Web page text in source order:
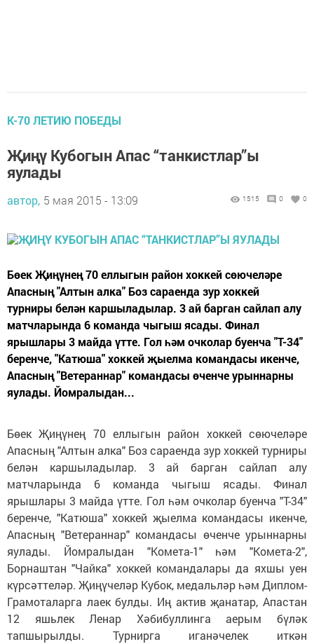
К-70 ЛЕТИЮ ПОБЕДЫ
Җиңү Кубогын Апас “танкистлар”ы
яулады
автор, 5 мая 2015 - 13:09 1515 0 0
Бөек Җиңүнең 70 еллыгын район хоккей сөючеләре
Апасның "Алтын алка" Боз сараенда зур хоккей
турниры белән каршыладылар. 3 ай барган сайлап алу
матчларында 6 команда чыгыш ясады. Финал
ярышлары 3 майда үтте. Гол һәм очколар буенча "Т-34"
беренче, "Катюша" хоккей җыелма командасы икенче,
Апасның "Ветераннар" командасы өченче урыннарны
яулады. Йомралыдан...
Бөек Җиңүнең 70 еллыгын район хоккей сөючеләре
Апасның "Алтын алка" Боз сараенда зур хоккей турниры
белән каршыладылар. 3 ай барган сайлап алу
матчларында 6 команда чыгыш ясады. Финал
ярышлары 3 майда үтте. Гол һәм очколар буенча "Т-34"
беренче, "Катюша" хоккей җыелма командасы икенче,
Апасның "Ветераннар" командасы өченче урыннарны
яулады. Йомралыдан "Комета-1" һәм "Комета-2",
Борнаштан "Чайка" хоккей командалары да яхшы уен
күрсәттеләр. Җиңүчеләр Кубок, медальләр һәм Диплом-
Грамоталарга лаек булды. Иң актив җанатар, Апастан
12 яшьлек Ленар Хәбибуллинга аерым бүләк
тапшырылды. Турнирга иганәчелек иткән